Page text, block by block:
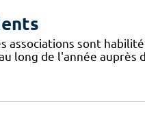
associations sont
long de l'année auprès